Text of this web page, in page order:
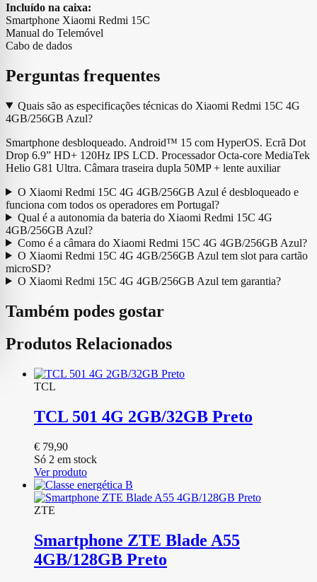
Incluído na caixa:
Smartphone Xiaomi Redmi 15C
Manual do Telemóvel
Cabo de dados
Perguntas frequentes
Quais são as especificações técnicas do Xiaomi Redmi 15C 4G
4GB/256GB Azul?
Smartphone desbloqueado. Android™ 15 com HyperOS. Ecrã Dot
Drop 6.9” HD+ 120Hz IPS LCD. Processador Octa-core MediaTek
Helio G81 Ultra. Câmara traseira dupla 50MP + lente auxiliar
O Xiaomi Redmi 15C 4G 4GB/256GB Azul é desbloqueado e
funciona com todos os operadores em Portugal?
Qual é a autonomia da bateria do Xiaomi Redmi 15C 4G
4GB/256GB Azul?
Como é a câmara do Xiaomi Redmi 15C 4G 4GB/256GB Azul?
O Xiaomi Redmi 15C 4G 4GB/256GB Azul tem slot para cartão
microSD?
O Xiaomi Redmi 15C 4G 4GB/256GB Azul tem garantia?
Também podes gostar
Produtos Relacionados
TCL
TCL 501 4G 2GB/32GB Preto
€ 79,90
Só 2 em stock
Ver produto
ZTE
Smartphone ZTE Blade A55
4GB/128GB Preto